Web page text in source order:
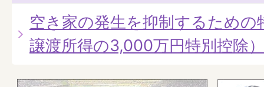
空き家の発生を抑制するための
譲渡所得の3,000万円特別控除